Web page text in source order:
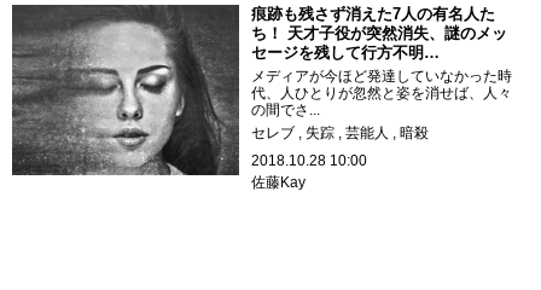
痕跡も残さず消えた7人の有名人た
ち！ 天才子役が突然消失、謎のメッ
セージを残して行方不明…
メディアが今ほど発達していなかった時
代、人ひとりが忽然と姿を消せば、人々
の間でさ...
セレブ
失踪 芸能人
暗殺
2018.10.28 10:00
佐藤Kay